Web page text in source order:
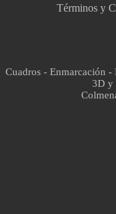
Términos y
Cuadros - Enmarcación
3D y